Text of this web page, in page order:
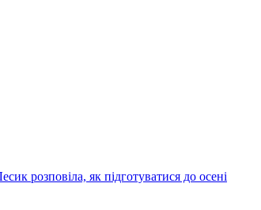
розповіла, як підготуватися до осені